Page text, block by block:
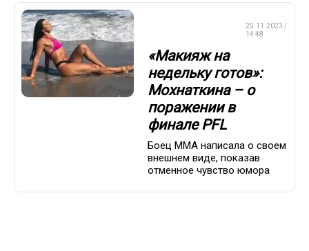
25.11.2023 /
14:48
«Макияж на
недельку готов»:
Мохнаткина – о
поражении в
финале PFL
Боец ММА написала о своем
внешнем виде, показав
отменное чувство юмора